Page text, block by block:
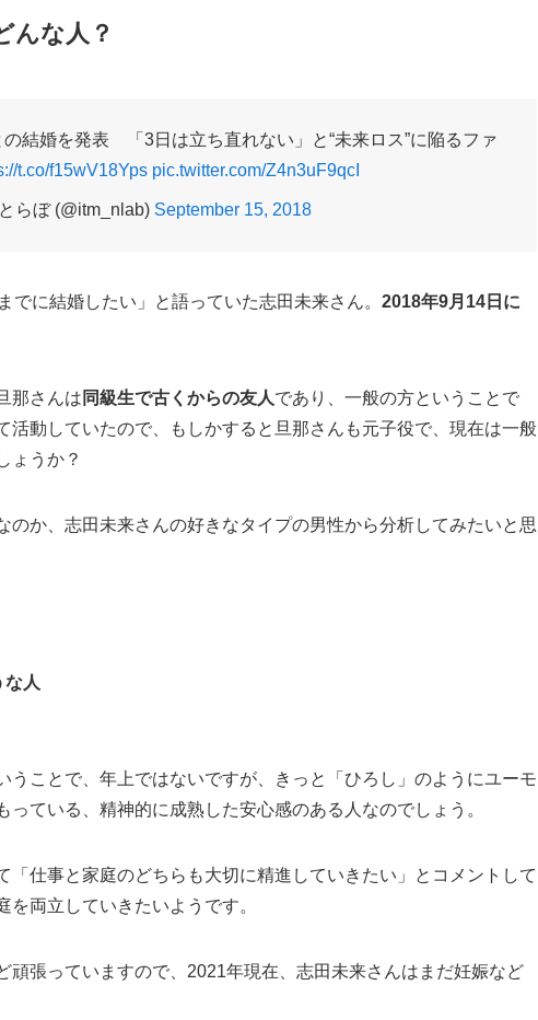
んな人？
結婚を発表 「3日は立ち直れない」と“未来ロス”に陥るファ
t.co/f15wV18Yps pic.twitter.com/Z4n3uF9qcI
らぼ (@itm_nlab) September 15, 2018
に結婚したい」と語っていた志田未来さん。 2018年9月14日に
那さんは 同級生で古くからの友人であり、一般の方ということで
活動していたので、もしかすると旦那さんも元子役で、現在は一般
ょうか？
のか、志田未来さんの好きなタイプの男性から分析してみたいと思
な人
うことで、年上ではないですが、きっと「ひろし」のようにユーモ
ている、精神的に成熟した安心感のある人なのでしょう。
「仕事と家庭のどちらも大切に精進していきたい」とコメントして
両立していきたいようです。
頑張っていますので、2021年現在、志田未来さんはまだ妊娠など